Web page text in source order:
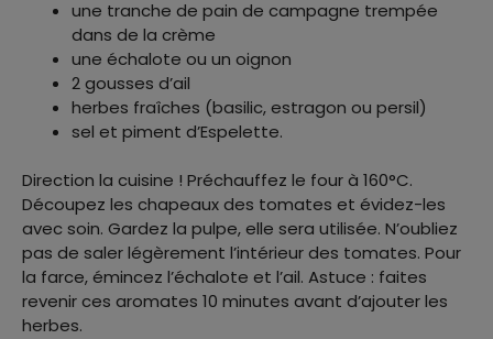
une tranche de pain de campagne trempée
dans de la crème
une échalote ou un oignon
2 gousses d’ail
herbes fraîches (basilic, estragon ou persil)
sel et piment d’Espelette.
Direction la cuisine ! Préchauffez le four à 160°C.
Découpez les chapeaux des tomates et évidez-les
avec soin. Gardez la pulpe, elle sera utilisée. N’oubliez
pas de saler légèrement l’intérieur des tomates. Pour
la farce, émincez l’échalote et l’ail. Astuce : faites
revenir ces aromates 10 minutes avant d’ajouter les
herbes.